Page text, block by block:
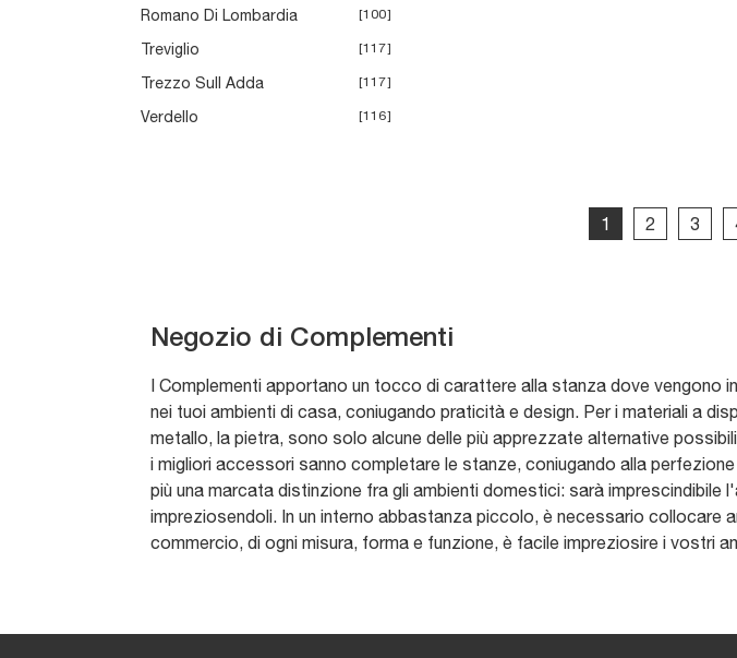
Romano Di Lombardia 100
Treviglio 117
Trezzo Sull Adda 117
Verdello 116
1 2 3
Negozio di Complementi
I Complementi apportano un tocco di carattere alla stanza dove
nei tuoi ambienti di casa, coniugando praticità e design. Per i materiali a
metallo, la pietra, sono solo alcune delle più apprezzate alternative
i migliori accessori sanno completare le stanze, coniugando alla
più una marcata distinzione fra gli ambienti domestici: sarà
impreziosendoli. In un interno abbastanza piccolo, è necessario collocare
commercio, di ogni misura, forma e funzione, è facile impreziosire i vostri